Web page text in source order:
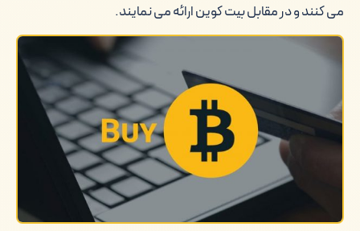
می کنند و در مقابل بیت کوین ارائه می نمایند.